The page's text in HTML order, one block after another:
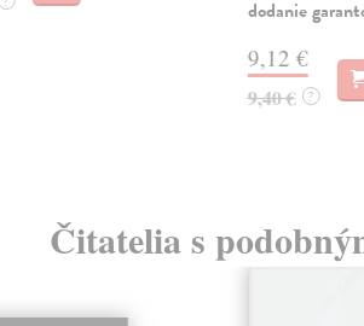
dodanie
9,12 €
9,40 € ?
Čitatelia s